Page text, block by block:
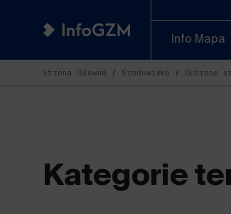
Info Mapa
Strona Główna Środowisko Ochrona
Kategorie